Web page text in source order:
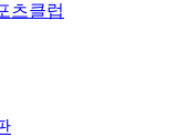
츠클럽